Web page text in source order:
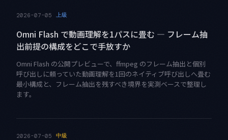
2026-07-05 上級
Omni Flash で動画理解を1パスに畳む — フレーム抽
出前提の構成をどこで手放すか
Omni Flash の公開プレビューで、ffmpeg のフレーム抽出と個別
呼び出しに頼っていた動画理解を1回のネイティブ呼び出しへ畳む
最小構成と、フレーム抽出を残すべき境界を実測ベースで整理し
ます。
2026-07-05 中級